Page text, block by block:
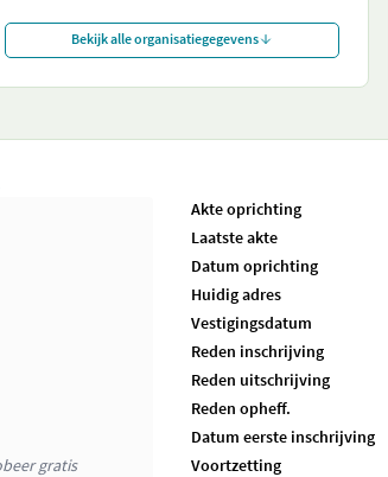
Bekijk alle organisatiegegevens
gratis
Akte oprichting
Laatste akte
Datum oprichting
Huidig adres
Vestigingsdatum
Reden inschrijving
Reden uitschrijving
Reden opheff.
Datum eerste inschrijving
Voortzetting